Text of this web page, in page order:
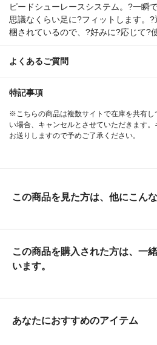
ピードシューレースシステム。?一瞬
思議なくらい足に?フィットします。
梱されているので、?好みに?応じて?
よくあるご質問
特記事項
※こちらの商品は複数サイトで在庫を共有し
い場合、キャンセルとさせていただきます
お送りしますので予めご了承ください。
この商品を見た方は、他にこん
この商品を購入された方は、一
います。
あなたにおすすめのアイテム